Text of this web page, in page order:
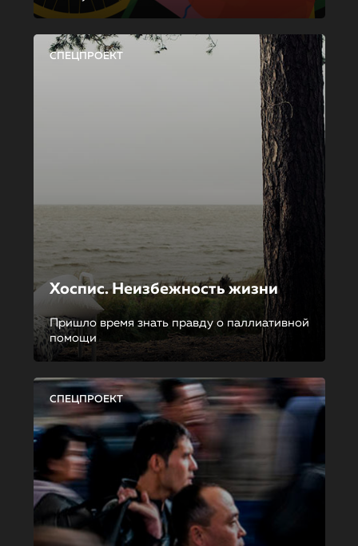
СПЕЦПРОЕКТ
Хоспис. Неизбежность жизни
Пришло время знать правду о паллиативной
помощи
СПЕЦПРОЕКТ